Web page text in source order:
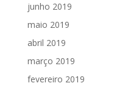
junho 2019
maio 2019
abril 2019
março 2019
fevereiro 2019